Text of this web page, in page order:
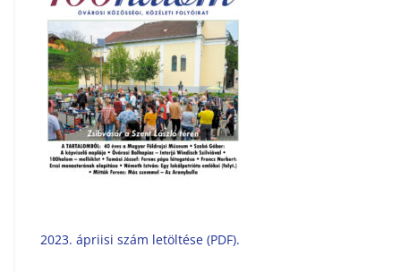
2023. ápriisi szám letöltése (PDF).